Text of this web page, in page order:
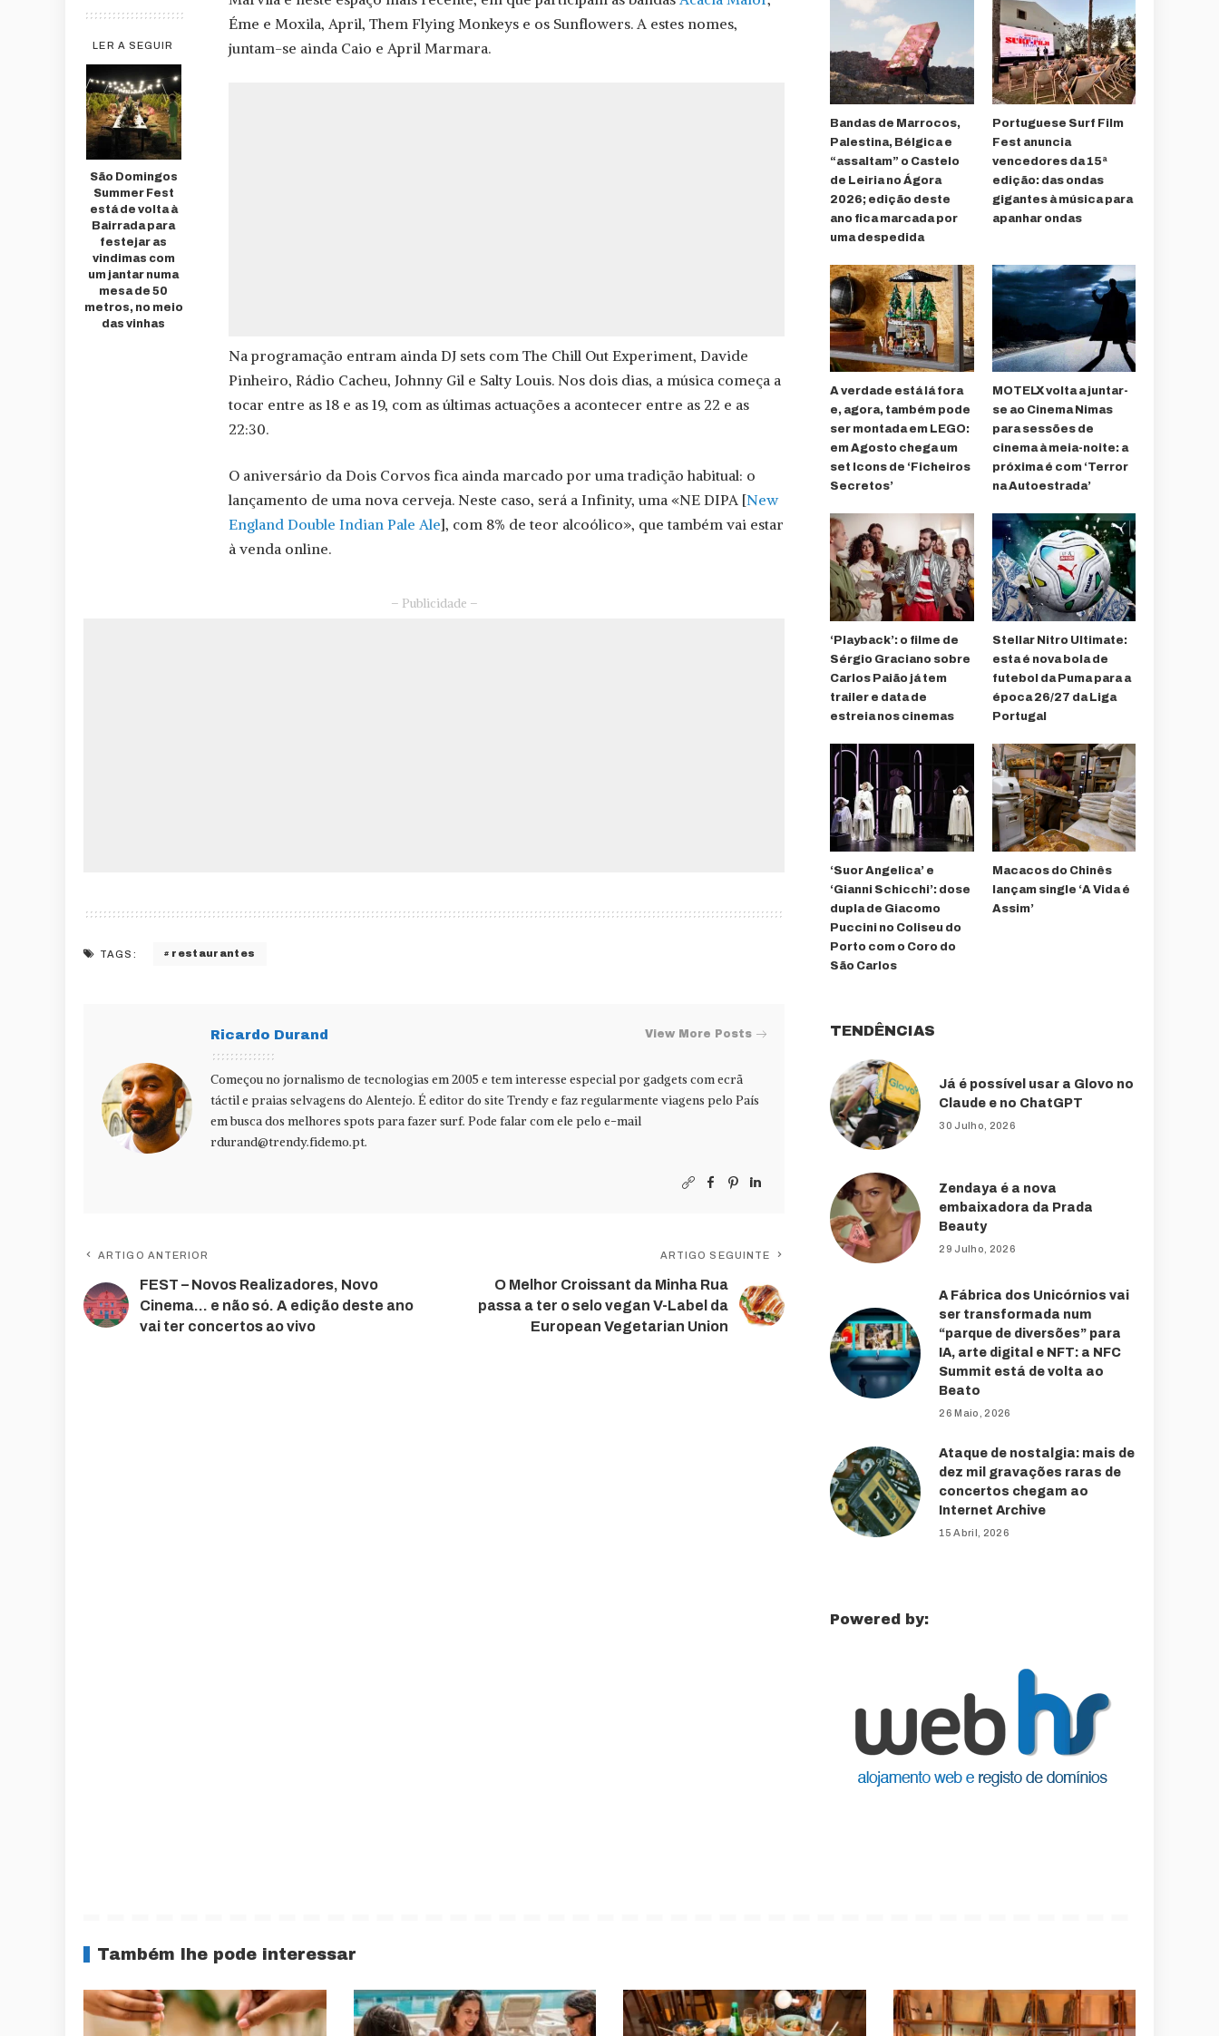
LER A SEGUIR
São Domingos
Summer Fest
está de volta à
Bairrada para
festejar as
vindimas com
um jantar numa
mesa de 50
metros, no meio
das vinhas
Éme e Moxila, April, Them Flying Monkeys e os Sunflowers. A estes nomes,
juntam-se ainda Caio e April Marmara.
Na programação entram ainda DJ sets com The Chill Out Experiment, Davide
Pinheiro, Rádio Cacheu, Johnny Gil e Salty Louis. Nos dois dias, a música começa a
tocar entre as 18 e as 19, com as últimas actuações a acontecer entre as 22 e as
22:30.
O aniversário da Dois Corvos fica ainda marcado por uma tradição habitual: o
lançamento de uma nova cerveja. Neste caso, será a Infinity, uma «NE DIPA [New
England Double Indian Pale Ale], com 8% de teor alcoólico», que também vai estar
à venda online.
– Publicidade –
TAGS: restaurantes
Ricardo Durand View More Posts
Começou no jornalismo de tecnologias em 2005 e tem interesse especial por gadgets com ecrã
táctil e praias selvagens do Alentejo. É editor do site Trendy e faz regularmente viagens pelo País
em busca dos melhores spots para fazer surf. Pode falar com ele pelo e-mail
rdurand@trendy.fidemo.pt.
ARTIGO ANTERIOR
FEST – Novos Realizadores, Novo
Cinema… e não só. A edição deste ano
vai ter concertos ao vivo
ARTIGO SEGUINTE
O Melhor Croissant da Minha Rua
passa a ter o selo vegan V-Label da
European Vegetarian Union
Bandas de Marrocos,
Palestina, Bélgica e
“assaltam” o Castelo
de Leiria no Ágora
2026; edição deste
ano fica marcada por
uma despedida
Portuguese Surf Film
Fest anuncia
vencedores da 15ª
edição: das ondas
gigantes à música para
apanhar ondas
A verdade está lá fora
e, agora, também pode
ser montada em LEGO:
em Agosto chega um
set Icons de ‘Ficheiros
Secretos’
MOTELX volta a juntar-
se ao Cinema Nimas
para sessões de
cinema à meia-noite: a
próxima é com ‘Terror
na Autoestrada’
‘Playback’: o filme de
Sérgio Graciano sobre
Carlos Paião já tem
trailer e data de
estreia nos cinemas
Stellar Nitro Ultimate:
esta é nova bola de
futebol da Puma para a
época 26/27 da Liga
Portugal
‘Suor Angelica’ e
‘Gianni Schicchi’: dose
dupla de Giacomo
Puccini no Coliseu do
Porto com o Coro do
São Carlos
Macacos do Chinês
lançam single ‘A Vida é
Assim’
TENDÊNCIAS
Já é possível usar a Glovo no
Claude e no ChatGPT
30 Julho, 2026
Zendaya é a nova
embaixadora da Prada
Beauty
29 Julho, 2026
A Fábrica dos Unicórnios vai
ser transformada num
“parque de diversões” para
IA, arte digital e NFT: a NFC
Summit está de volta ao
Beato
26 Maio, 2026
Ataque de nostalgia: mais de
dez mil gravações raras de
concertos chegam ao
Internet Archive
15 Abril, 2026
Powered by:
Também lhe pode interessar